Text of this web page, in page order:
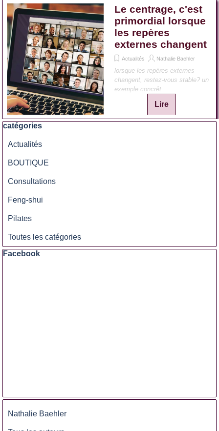
Le centrage, c'est
primordial lorsque
les repères
externes changent
Actualités Nathalie Baehler
lorsque les repères externes
changent, restez-vous stable? un
exemple concrêt
Lire
Sauter le bloc catégories
catégories
Actualités
BOUTIQUE
Consultations
Feng-shui
Pilates
Toutes les catégories
Sauter le bloc Facebook
Facebook
Nathalie Baehler